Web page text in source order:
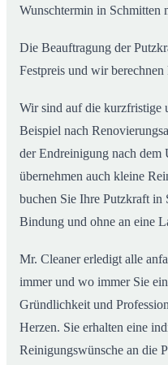
Wunschtermin in Schmitten
Die Beauftragung der
Festpreis und wir
Wir sind auf die kurzfristige
Beispiel nach
der Endreinigung nach dem
übernehmen auch kleine
buchen Sie Ihre Putzkraft in
Bindung und ohne an eine
Mr. Cleaner erledigt alle
immer und wo immer Sie
Gründlichkeit und
Herzen. Sie erhalten eine
Reinigungswünsche an die